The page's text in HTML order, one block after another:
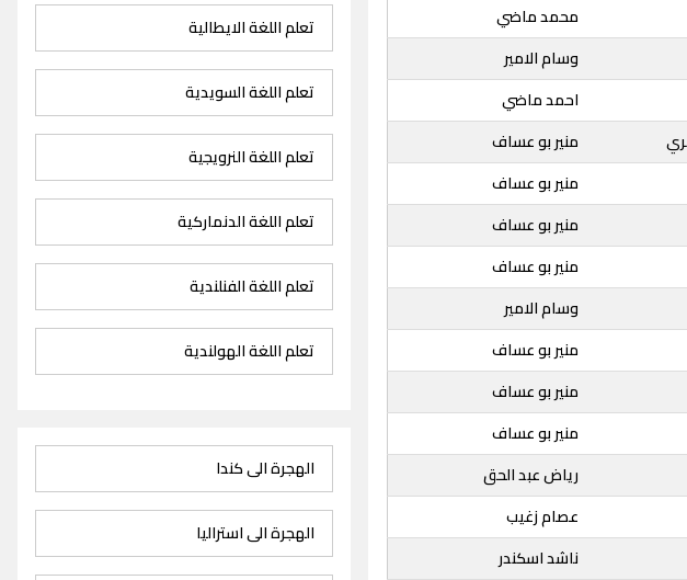
محمد ماضي
وسام الامير
احمد ماضي
منير بو عساف
منير بو عساف
منير بو عساف
منير بو عساف
وسام الامير
منير بو عساف
منير بو عساف
منير بو عساف
رياض عبد الحق
عصام زغيب
ناشد اسكندر
تعلم اللغة الايطالية
تعلم اللغة السويدية
تعلم اللغة النرويجية
تعلم اللغة الدنماركية
تعلم اللغة الفنلندية
تعلم اللغة الهولندية
الهجرة الى كندا
الهجرة الى استراليا